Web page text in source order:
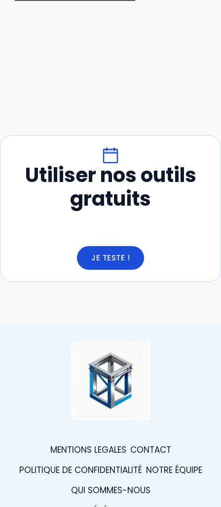
Utiliser nos outils
gratuits
JE TESTE !
MENTIONS LEGALES CONTACT
POLITIQUE DE CONFIDENTIALITÉ NOTRE ÉQUIPE
QUI SOMMES-NOUS